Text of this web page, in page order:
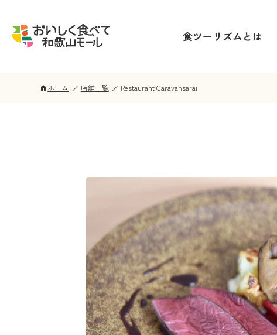
食ツーリズムとは
home ホーム 店舗一覧 Restaurant Caravansarai